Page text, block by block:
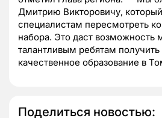
Дмитрию Викторовичу,
специалистам пересмотреть
набора. Это даст возможность
талантливым ребятам получить
качественное образование в
Поделиться новостью: